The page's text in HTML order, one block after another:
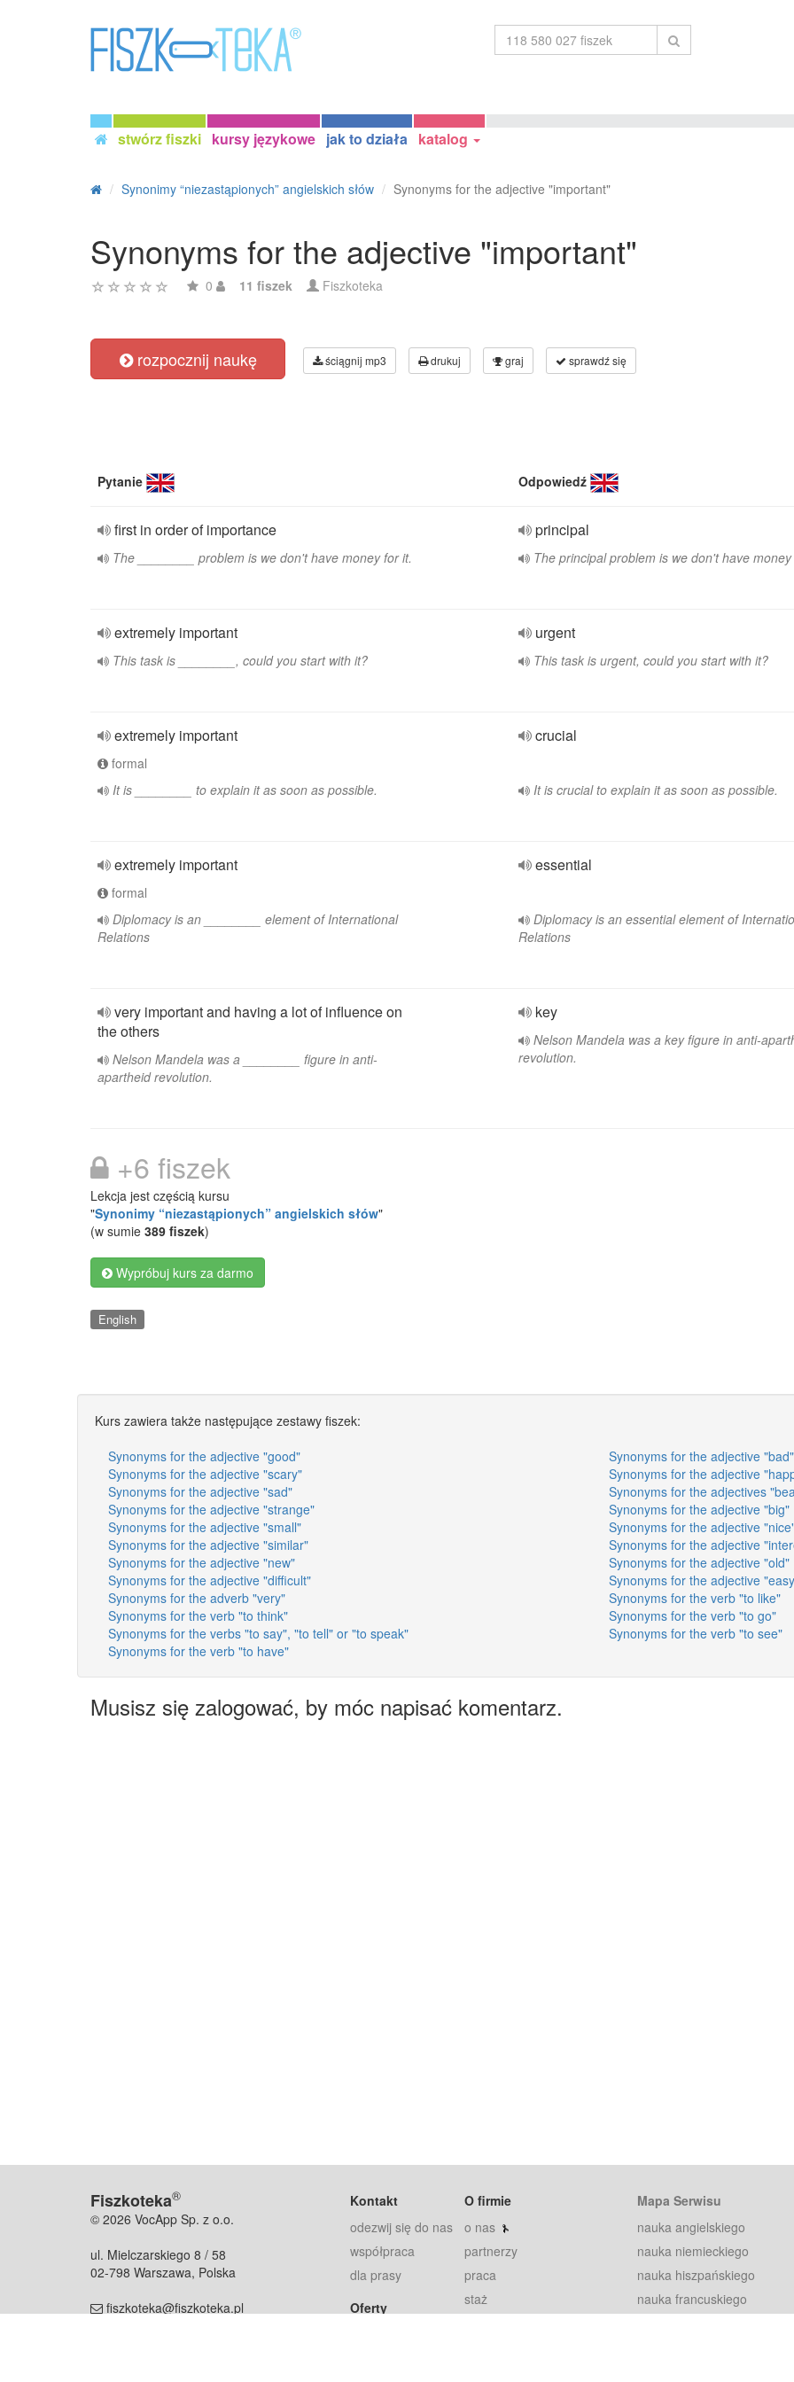
stwórz fiszki kursy językowe jak to działa katalog
Synonimy “niezastąpionych” angielskich słów Synonyms for the adjective "important"
Synonyms for the adjective "important"
0 11 fiszek Fiszkoteka
rozpocznij naukę ściągnij mp3 drukuj graj sprawdź się
Pytanie Odpowiedź
first in order of importance
The ________ problem is we don't have money for it.
principal
The principal problem is we don't have money
extremely important
This task is ________, could you start with it?
urgent
This task is urgent, could you start with it?
extremely important
formal
It is ________ to explain it as soon as possible.
crucial
It is crucial to explain it as soon as possible.
extremely important
formal
Diplomacy is an ________ element of International
Relations
essential
Diplomacy is an essential element of
Relations
very important and having a lot of influence on
the others
Nelson Mandela was a ________ figure in anti-
apartheid revolution.
key
Nelson Mandela was a key figure in anti-
revolution.
+6 fiszek
Lekcja jest częścią kursu
"Synonimy “niezastąpionych” angielskich słów"
(w sumie 389 fiszek)
Wypróbuj kurs za darmo
English
Kurs zawiera także następujące zestawy fiszek:
Synonyms for the adjective "good"
Synonyms for the adjective "bad"
Synonyms for the adjective "scary"
Synonyms for the adjective
Synonyms for the adjective "sad"
Synonyms for the adjectives
Synonyms for the adjective "strange"
Synonyms for the adjective "big"
Synonyms for the adjective "small"
Synonyms for the adjective
Synonyms for the adjective "similar"
Synonyms for the adjective
Synonyms for the adjective "new"
Synonyms for the adjective "old"
Synonyms for the adjective "difficult"
Synonyms for the adjective
Synonyms for the adverb "very"
Synonyms for the verb "to like"
Synonyms for the verb "to think"
Synonyms for the verb "to go"
Synonyms for the verbs "to say", "to tell" or "to speak"
Synonyms for the verb "to see"
Synonyms for the verb "to have"
Musisz się zalogować, by móc napisać komentarz.
Fiszkoteka®
© 2026 VocApp Sp. z o.o.
ul. Mielczarskiego 8 / 58
02-798 Warszawa, Polska
fiszkoteka@fiszkoteka.pl
Kontakt
odezwij się do nas
współpraca
dla prasy
Oferty
O firmie
o nas
partnerzy
praca
staż
Mapa Serwisu
nauka angielskiego
nauka niemieckiego
nauka hiszpańskiego
nauka francuskiego